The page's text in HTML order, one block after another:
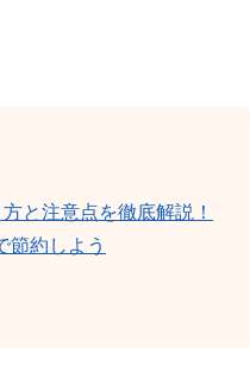
と注意点を徹底解説！
節約しよう